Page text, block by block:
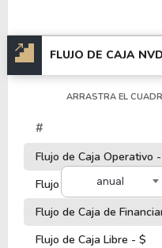
FLUJO DE CAJA
anual
ARRASTRA EL
#
Flujo de Caja Operativo
Flujo de Caja de
Flujo de Caja de
Flujo de Caja Libre - $